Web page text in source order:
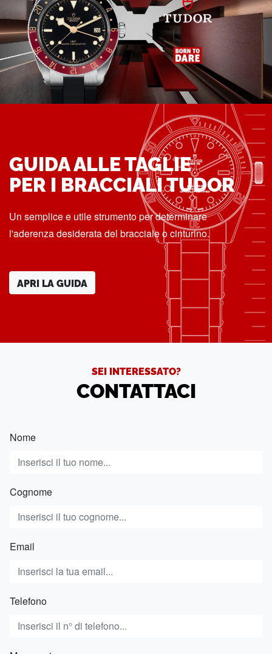
GUIDA ALLE TAGLIE
PER I BRACCIALI TUDOR
Un semplice e utile strumento per determinare
l'aderenza desiderata del bracciale o cinturino.
APRI LA GUIDA
SEI INTERESSATO?
CONTATTACI
Nome
Cognome
Email
Telefono